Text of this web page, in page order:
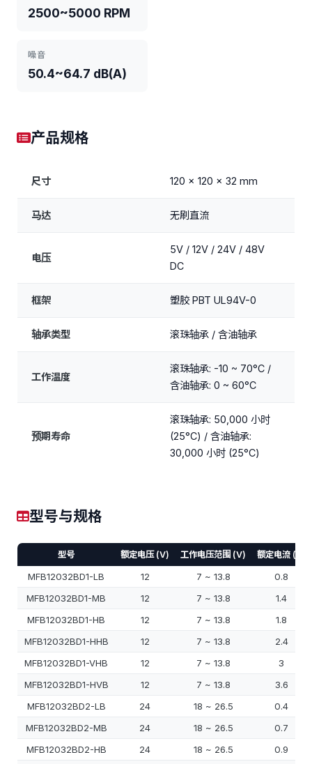
2500~5000 RPM
噪音
50.4~64.7 dB(A)
产品规格
尺寸 120 x 120 x 32 mm
马达 无刷直流
电压
5V / 12V / 24V / 48V
DC
框架 塑胶 PBT UL94V-0
轴承类型 滚珠轴承 / 含油轴承
工作温度
滚珠轴承: -10 ~ 70°C /
含油轴承: 0 ~ 60°C
预期寿命
滚珠轴承: 50,000 小时
(25°C) / 含油轴承:
30,000 小时 (25°C)
型号与规格
型号 额定电压 (V) 工作电压范围 (V) 额定电流 (A)
MFB12032BD1-LB 12 7 ~ 13.8
0.8
MFB12032BD1-MB
12 7 ~ 13.8
1.4
MFB12032BD1-HB
12 7 ~ 13.8
1.8
MFB12032BD1-HHB
12 7 ~ 13.8
2.4
MFB12032BD1-VHB
12 7 ~ 13.8
3
MFB12032BD1-HVB
12 7 ~ 13.8
3.6
MFB12032BD2-LB
24 18 ~ 26.5
0.4
MFB12032BD2-MB
24 18 ~ 26.5
0.7
MFB12032BD2-HB
24 18 ~ 26.5 0.9